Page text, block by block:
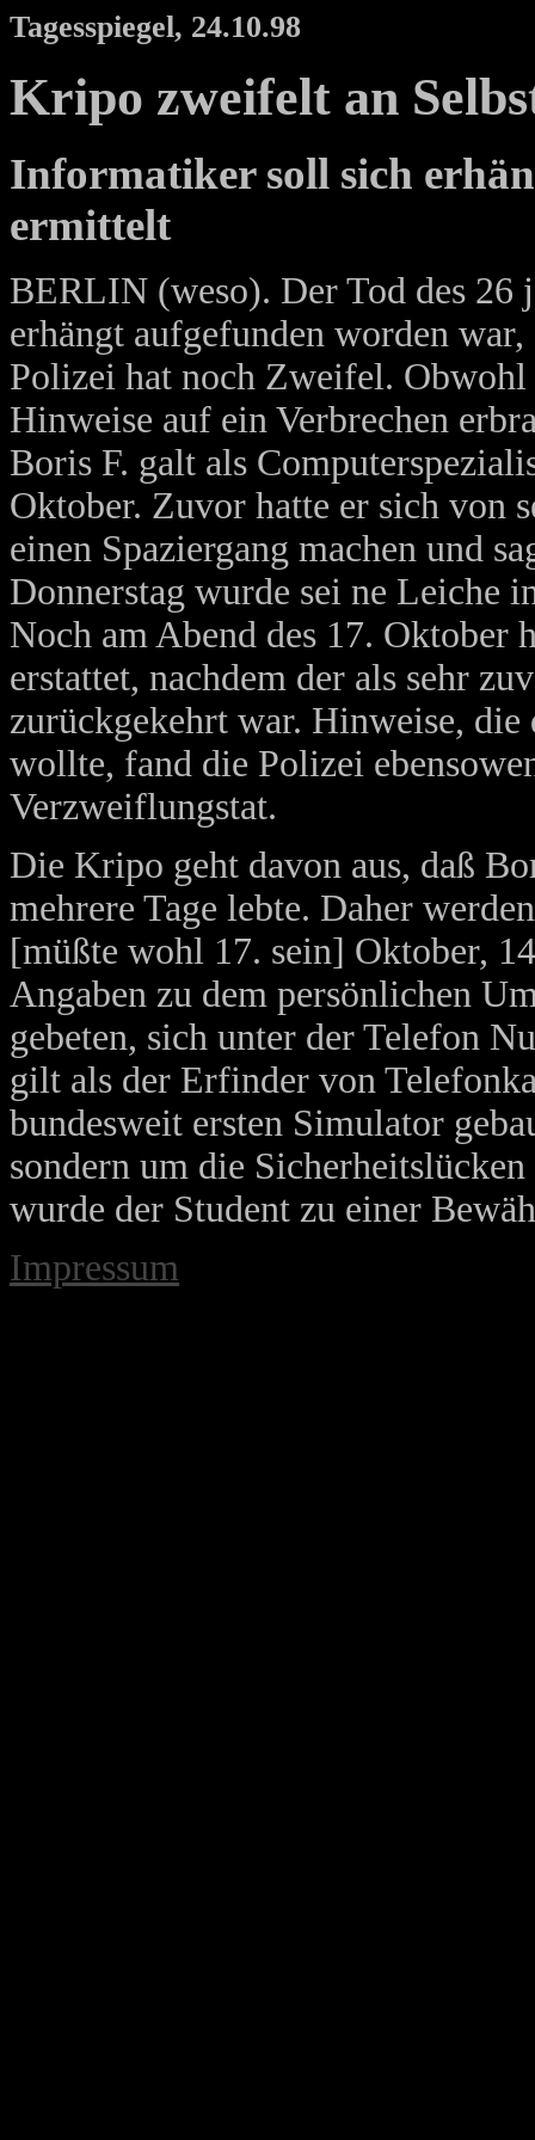
Tagesspiegel, 24.10.98
Kripo zweifelt an
Informatiker soll sich
ermittelt
BERLIN (weso). Der Tod des 26
erhängt aufgefunden worden
Polizei hat noch Zweifel.
Hinweise auf ein Verbrechen
Boris F. galt als
Oktober. Zuvor hatte er sich von
einen Spaziergang machen und
Donnerstag wurde sei ne Leiche
Noch am Abend des 17. Oktober
erstattet, nachdem der als sehr
zurückgekehrt war. Hinweise,
wollte, fand die Polizei
Verzweiflungstat.
Die Kripo geht davon aus, daß
mehrere Tage lebte. Daher
[müßte wohl 17. sein] Oktober,
Angaben zu dem persönlichen
gebeten, sich unter der Telefon
gilt als der Erfinder von
bundesweit ersten Simulator
sondern um die
wurde der Student zu einer
Impressum